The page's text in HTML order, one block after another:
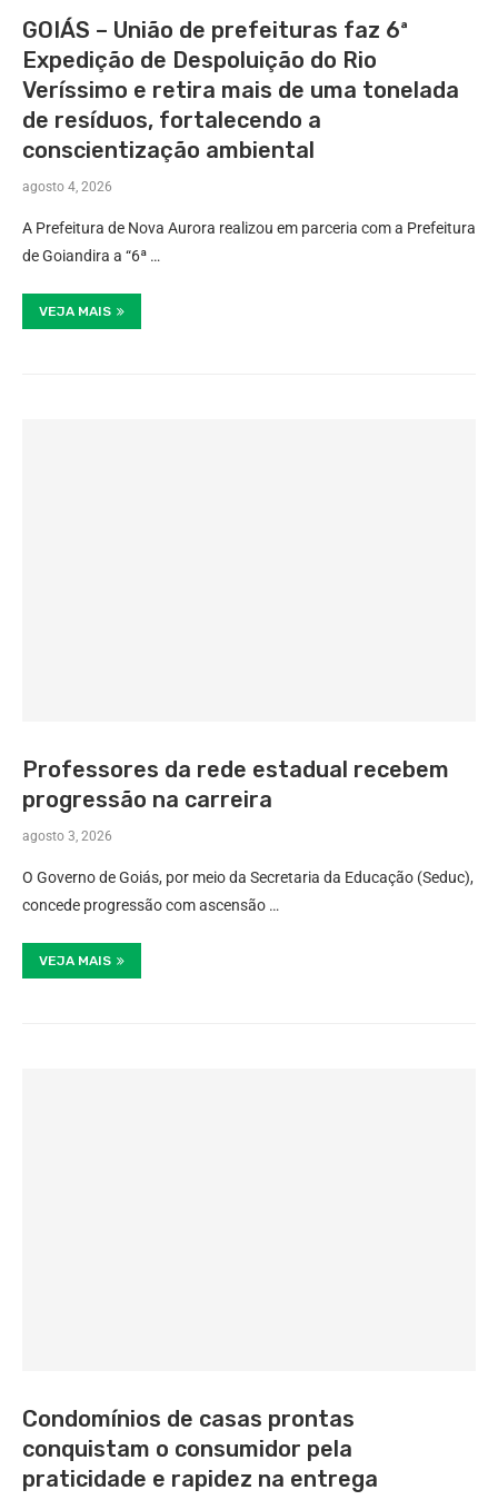
GOIÁS – União de prefeituras faz 6ª
Expedição de Despoluição do Rio
Veríssimo e retira mais de uma tonelada
de resíduos, fortalecendo a
conscientização ambiental
agosto 4, 2026
A Prefeitura de Nova Aurora realizou em parceria com a Prefeitura
de Goiandira a “6ª …
VEJA MAIS
Professores da rede estadual recebem
progressão na carreira
agosto 3, 2026
O Governo de Goiás, por meio da Secretaria da Educação (Seduc),
concede progressão com ascensão …
VEJA MAIS
Condomínios de casas prontas
conquistam o consumidor pela
praticidade e rapidez na entrega